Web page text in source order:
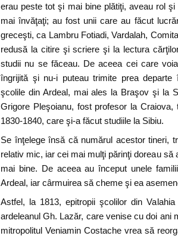
erau peste tot şi mai bine plătiţi, aveau rol
mai învăţaţi; au fost unii care au făcut
greceşti, ca Lambru Fotiadi, Vardalah,
redusă la citire şi scriere şi la lectura
studii nu se făceau. De aceea cei care
îngrijită şi nu-i puteau trimite prea
şcolile din Ardeal, mai ales la Braşov şi la
Grigore Pleşoianu, fost profesor la
1830-1840, care şi-a făcut studiile la Sibiu.
Se înţelege însă că numărul acestor tineri,
relativ mic, iar cei mai mulţi părinţi doreau să
mai bine. De aceea au început unele
Ardeal, iar cârmuirea să cheme şi ea
Astfel, la 1813, epitropii şcolilor din
ardeleanul Gh. Lazăr, care venise cu doi ani
mitropolitul Veniamin Costache vrea să